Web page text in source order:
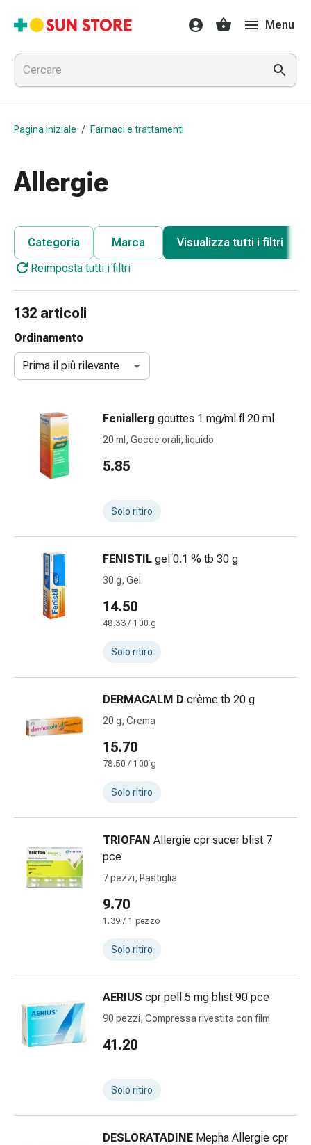
Farmaci
e
trattamenti
Raffreddore
e
influenza
per
tosse
Mal
Influenza
raffreddore
e
accessori
Doccia
nasale
Irritazione
Bende
elastiche
piegate
Medicazioni
fissaggio
Strisce
garza
Bendaggi
compressivi
adesivi
Bende,
nastri
accessori
Bende
tubolari
medicazione
Ustioni
e
scottature
Medicazioni
Unguenti
Menu
Pagina iniziale / Farmaci e trattamenti
Allergie
Categoria Marca
Visualizza tutti i filtri
Reimposta tutti i filtri
132 articoli
Ordinamento
Prima il più rilevante
Feniallerg gouttes 1 mg/ml fl 20 ml
20 ml, Gocce orali, liquido
5.85
Solo ritiro
FENISTIL gel 0.1 % tb 30 g
30 g, Gel
14.50
48.33 / 100 g
Solo ritiro
DERMACALM D crème tb 20 g
20 g, Crema
15.70
78.50 / 100 g
Solo ritiro
TRIOFAN Allergie cpr sucer blist 7
pce
7 pezzi, Pastiglia
9.70
1.39 / 1 pezzo
Solo ritiro
AERIUS cpr pell 5 mg blist 90 pce
90 pezzi, Compressa rivestita con film
41.20
Solo ritiro
DESLORATADINE Mepha Allergie cpr